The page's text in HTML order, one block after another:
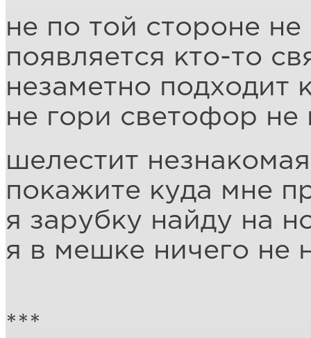
не по той стороне не
появляется кто-то
незаметно подходит
не гори светофор не
шелестит
покажите куда мне
я зарубку найду на
я в мешке ничего не
***